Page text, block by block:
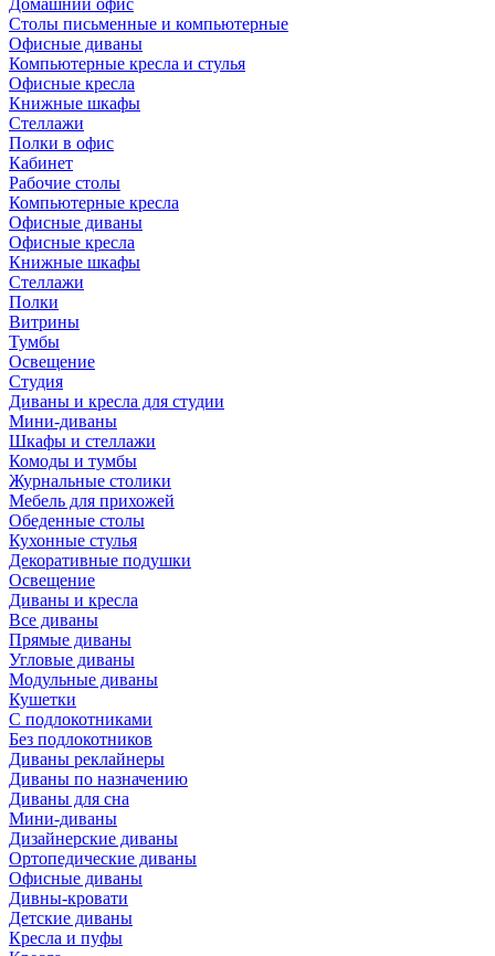
Домашний офис
Столы письменные и компьютерные
Офисные диваны
Компьютерные кресла и стулья
Офисные кресла
Книжные шкафы
Стеллажи
Полки в офис
Кабинет
Рабочие столы
Компьютерные кресла
Офисные диваны
Офисные кресла
Книжные шкафы
Стеллажи
Полки
Витрины
Тумбы
Освещение
Студия
Диваны и кресла для студии
Мини-диваны
Шкафы и стеллажи
Комоды и тумбы
Журнальные столики
Мебель для прихожей
Обеденные столы
Кухонные стулья
Декоративные подушки
Освещение
Диваны и кресла
Все диваны
Прямые диваны
Угловые диваны
Модульные диваны
Кушетки
С подлокотниками
Без подлокотников
Диваны реклайнеры
Диваны по назначению
Диваны для сна
Мини-диваны
Дизайнерские диваны
Ортопедические диваны
Офисные диваны
Дивны-кровати
Детские диваны
Кресла и пуфы